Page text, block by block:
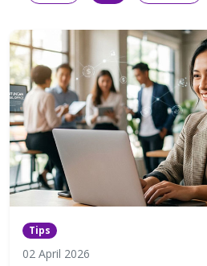
Tips
02 April 2026